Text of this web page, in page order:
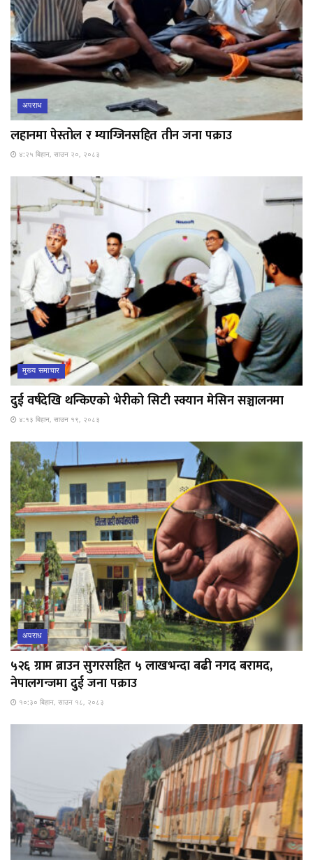
अपराध
लहानमा पेस्तोल र म्याग्जिनसहित तीन जना पक्राउ
४:२५ बिहान, साउन २०, २०८३
मुख्य समाचार
दुई वर्षदेखि थन्किएको भेरीको सिटी स्क्यान मेसिन सञ्चालनमा
४:१३ बिहान, साउन १९, २०८३
अपराध
५२६ ग्राम ब्राउन सुगरसहित ५ लाखभन्दा बढी नगद बरामद,
नेपालगन्जमा दुई जना पक्राउ
१०:३० बिहान, साउन १८, २०८३